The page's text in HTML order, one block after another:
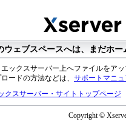
ウェブスペースへは、まだホ
ックスサーバー上へファイルをアッ
ードの方法などは、 サポートマニ
クスサーバー・サイトトップページ
Copyright ©